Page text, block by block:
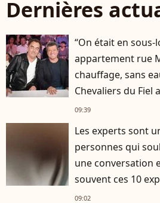
Dernières
“On était en
appartement rue
chauffage, sans
Chevaliers du Fiel
09:39
Les experts sont
personnes qui
une conversation
souvent ces 10
09:02